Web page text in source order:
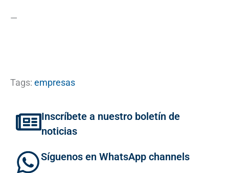
—
Tags: empresas
Inscríbete a nuestro boletín de
noticias
Síguenos en WhatsApp channels